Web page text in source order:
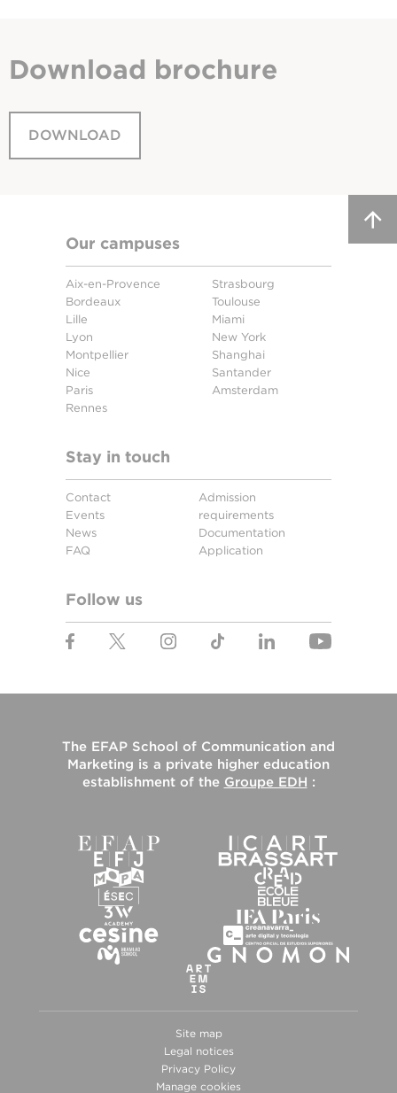
Download brochure
DOWNLOAD
Our campuses
Aix-en-Provence
Bordeaux
Lille
Lyon
Montpellier
Nice
Paris
Rennes
Strasbourg
Toulouse
Miami
New York
Shanghai
Santander
Amsterdam
Stay in touch
Contact
Events
News
FAQ
Admission
requirements
Documentation
Application
Follow us
The EFAP School of Communication and
Marketing is a private higher education
establishment of the Groupe EDH :
Site map
Legal notices
Privacy Policy
Manage cookies